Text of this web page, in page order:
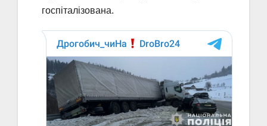
госпіталізована.